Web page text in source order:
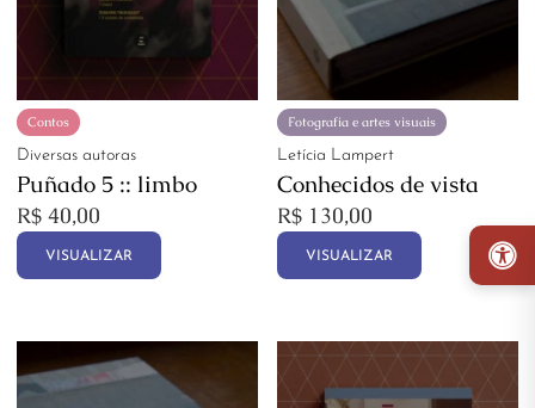
Contos
Diversas autoras
Puñado 5 :: limbo
R$ 40,00
VISUALIZAR
Fotografia e artes visuais
Letícia Lampert
Conhecidos de vista
R$ 130,00
VISUALIZAR